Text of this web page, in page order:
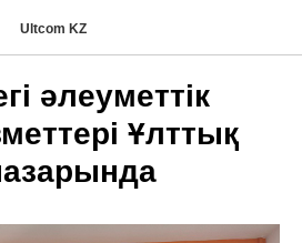
Ultcom KZ
әлеуметтік
Ұлттық